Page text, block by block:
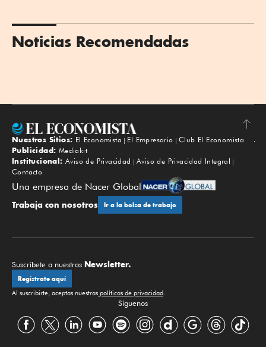
Noticias Recomendadas
Subir
Nuestros Sitios: El Economista El Empresario
Club El Economista
Publicidad: Mediakit
Institucional: Aviso de Privacidad
Aviso de Privacidad Integral
Contacto
Una empresa de Nacer Global
Trabaja con nosotros Ir a la bolsa de trabajo
Suscríbete a nuestros Newsletter.
Regístrate aquí
Al suscribirte, aceptas nuestras políticas de privacidad.
Síguenos